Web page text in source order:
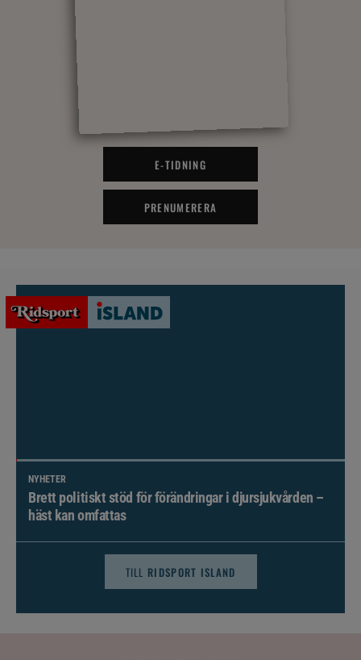
E-TIDNING
PRENUMERERA
NYHETER
Brett politiskt stöd för förändringar i djursjukvården –
häst kan omfattas
TILL RIDSPORT ISLAND